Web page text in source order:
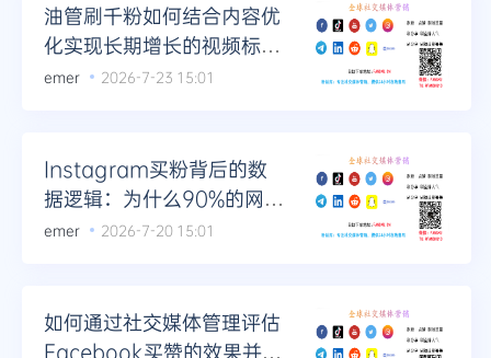
油管刷千粉如何结合内容优
化实现长期增长的视频标题
优化方法
emer 2026-7-23 15:01
Instagram买粉背后的数
据逻辑：为什么90%的网红
都在用这套方法论
emer 2026-7-20 15:01
如何通过社交媒体管理评估
Facebook买赞的效果并进